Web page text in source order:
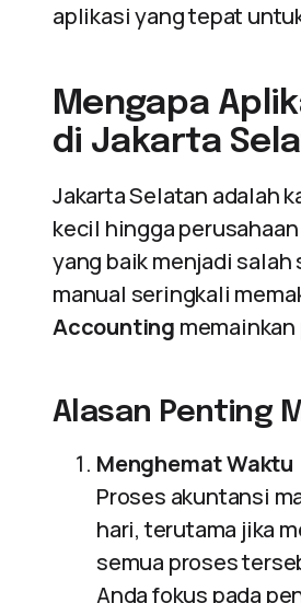
aplikasi yang tepat
Mengapa
di Jakarta
Jakarta Selatan adalah
kecil hingga
yang baik menjadi
manual seringkali
Accounting
Alasan Penting
Menghemat Waktu
Proses akuntansi
hari, terutama jika
semua proses
Anda fokus pada